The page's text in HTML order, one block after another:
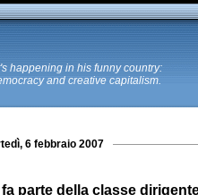
happening in his funny country:
and creative capitalism.
6 febbraio 2007
parte della classe